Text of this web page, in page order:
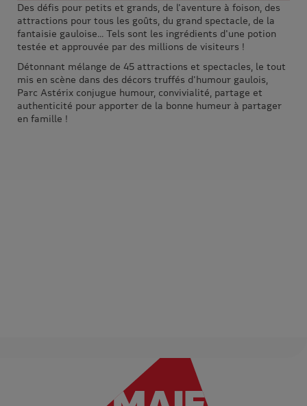
Des défis pour petits et grands, de l'aventure à foison, des
attractions pour tous les goûts, du grand spectacle, de la
fantaisie gauloise... Tels sont les ingrédients d'une potion
testée et approuvée par des millions de visiteurs !
Détonnant mélange de 45 attractions et spectacles, le tout
mis en scène dans des décors truffés d'humour gaulois,
Parc Astérix conjugue humour, convivialité, partage et
authenticité pour apporter de la bonne humeur à partager
en famille !